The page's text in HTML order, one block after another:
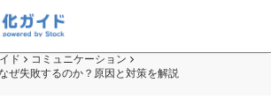
ド
コミュニケーション
ぜ失敗するのか？原因と対策を解説